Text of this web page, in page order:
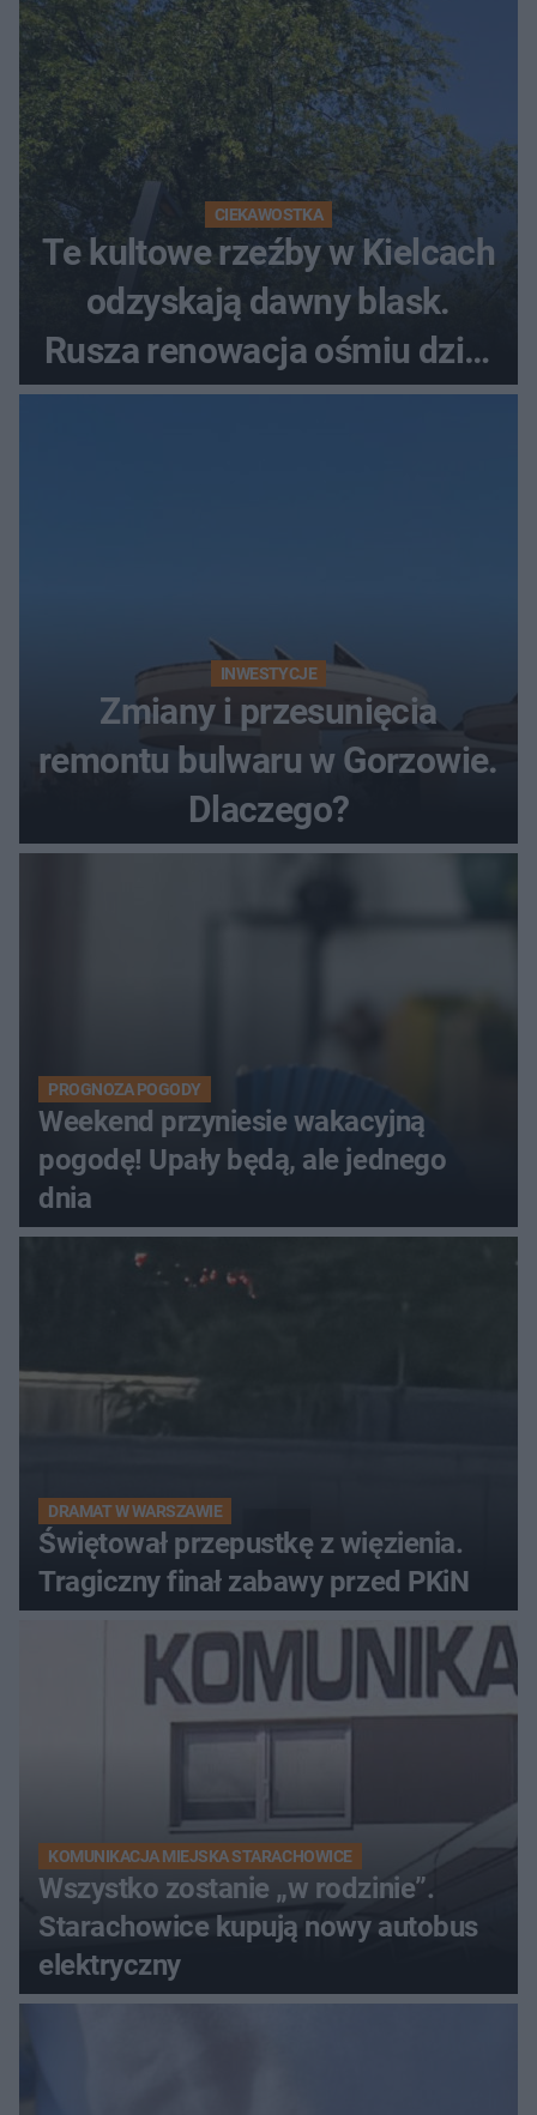
CIEKAWOSTKA
Te kultowe rzeźby w Kielcach
odzyskają dawny blask.
Rusza renowacja ośmiu dzieł
z lat 70.
INWESTYCJE
Zmiany i przesunięcia
remontu bulwaru w Gorzowie.
Dlaczego?
PROGNOZA POGODY
Weekend przyniesie wakacyjną
pogodę! Upały będą, ale jednego
dnia
DRAMAT W WARSZAWIE
Świętował przepustkę z więzienia.
Tragiczny finał zabawy przed PKiN
KOMUNIKACJA MIEJSKA STARACHOWICE
Wszystko zostanie „w rodzinie”.
Starachowice kupują nowy autobus
elektryczny